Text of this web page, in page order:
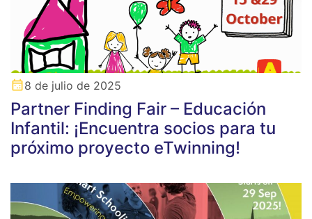
8 de julio de 2025
Partner Finding Fair – Educación
Infantil: ¡Encuentra socios para tu
próximo proyecto eTwinning!